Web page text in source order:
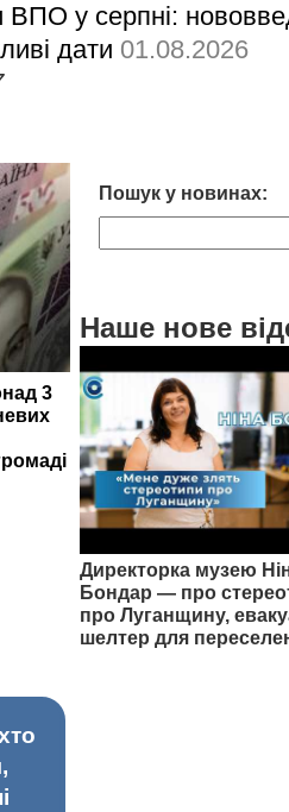
ВПО у серпні:
дати 01.08.2026
3
Пошук у новинах:
Наше нове
Директорка музею
Бондар — про
про Луганщину,
шелтер для